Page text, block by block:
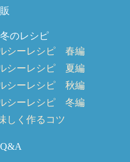
のレシピ
シーレシピ 春編
シーレシピ 夏編
シーレシピ 秋編
シーレシピ 冬編
しく作るコツ